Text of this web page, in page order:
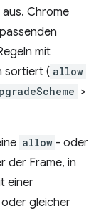
Chrome
mit
sortiert ( allow
>
allow - oder
der Frame, in
einer
gleicher